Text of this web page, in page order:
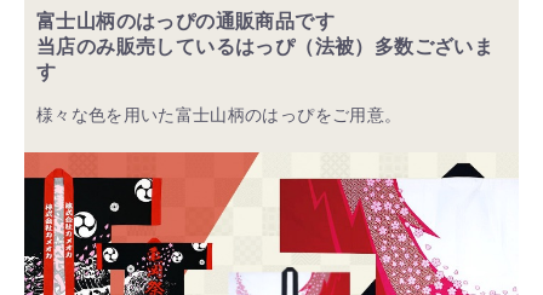
富士山柄のはっぴの通販商品です
当店のみ販売しているはっぴ（法被）多数ございま
す
様々な色を用いた富士山柄のはっぴをご用意。